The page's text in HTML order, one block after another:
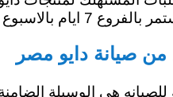
بجميع انحاء الجمهورية .
من صيانة دايو مصر
للصيانه هي الوسيلة